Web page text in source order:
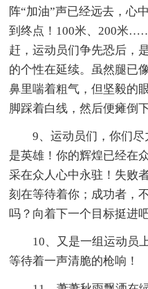
阵“加油”声已经远去，心
到终点！100米、200米
赶，运动员们争先恐后，
的个性在延续。虽然腿已
鼻里喘着粗气，但坚毅
脚踩着白线，然后便瘫倒下
9、运动员们，你们
是英雄！你的辉煌已经在
采在众人心中永驻！失败
刻在等待着你；成功者，
吗？向着下一个目标挺进吧
10、又是一组运动员
等待着一声清脆的枪响！